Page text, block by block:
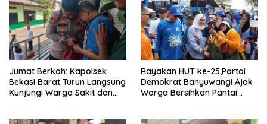
Jumat Berkah: Kapolsek
Bekasi Barat Turun Langsung
Kunjungi Warga Sakit dan
Rayakan HUT ke-25,Partai
Demokrat Banyuwangi Ajak
Warga Bersihkan Pantai